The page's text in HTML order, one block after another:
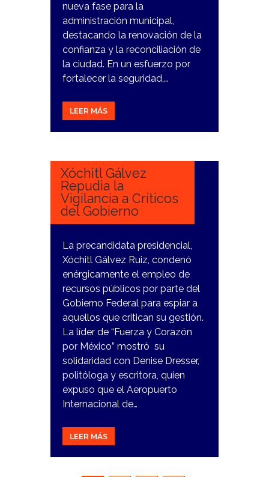
nueva fase para la
administración municipal,
destacando la renovación de la
confianza y la reconciliación de
la ciudad. En un esfuerzo por
fortalecer la seguridad,…
LEER MÁS
21
Xóchitl Gálvez
Repudia la
Vigilancia a Críticos
del Gobierno
La precandidata presidencial,
Xóchitl Gálvez Ruiz, condenó
enérgicamente el empleo de
recursos públicos por parte del
Gobierno Federal para espiar a
aquellos que critican su gestión.
La líder de “Fuerza y Corazón
por México” mostró su
solidaridad con Denise Dresser,
politóloga y escritora, quien
expuso que el Aeropuerto
Internacional de…
LEER MÁS